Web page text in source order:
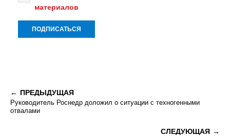
материалов
ПРЕДЫДУЩАЯ
Руководитель Роснедр доложил о ситуации с техногенными
отвалами
СЛЕДУЮЩАЯ